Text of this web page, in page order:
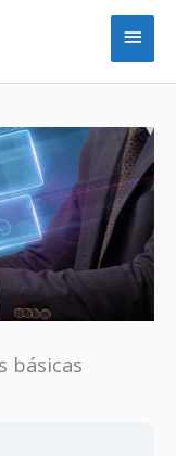
básicas